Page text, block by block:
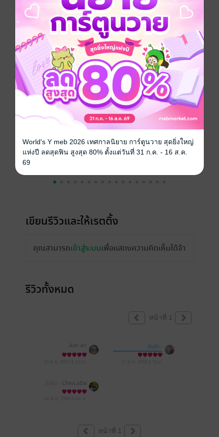
ประเภทไฟล์ pdf, epub
วันที่วางขาย 23 พฤษภาคม 2565
ความยาว 229 หน้า (≈ 36,624 คำ)
ราคาปก 179 บาท
เรื่องที่คุณน่าจะสนใจ
เขียนรีวิวและให้เรตติ้ง
คุณสามารถเข้าสู่ระบบเพื่อแสดงความคิดเห็นได้จ้า
รีวิวทั้งหมด
หน้าที่ 1
Aon an
มีแล้ว -
Tippawan Yamdee
CherLaDa
หน้าที่ 1
World's Y meb 2026 เทศกาลนิยาย การ์ตูนวาย สุดยิ่งใหญ่
แห่งปี ลดสุดฟิน สูงสุด 80% ตั้งแต่วันที่ 31 ก.ค. - 16 ส.ค.
69